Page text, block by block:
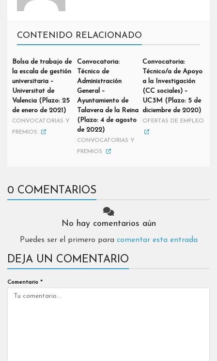
CONTENIDO RELACIONADO
Bolsa de trabajo de
la escala de gestión
universitaria –
Universitat de
Valencia (Plazo: 25
de enero de 2021)
CONVOCATORIAS Y
PREMIOS
Convocatoria:
Técnico de
Administración
General –
Ayuntamiento de
Talavera de la Reina
(Plazo: 4 de agosto
de 2022)
CONVOCATORIAS Y
PREMIOS
Convocatoria:
Técnico/a de Apoyo
a la Investigación
(CC sociales) –
UC3M (Plazo: 5 de
diciembre de 2020)
OFERTAS DE EMPLEO
0 COMENTARIOS
No hay comentarios aún
Puedes ser el primero para comentar esta entrada
DEJA UN COMENTARIO
Comentario *